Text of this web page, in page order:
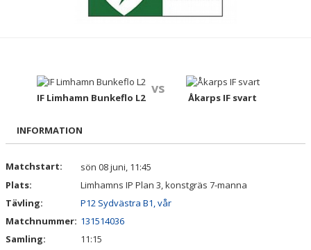
BILDGALLERI
DOKUMENT
IF Limhamn Bunkeflo L2
vs
Åkarps IF svart
INFORMATION
Matchstart:
sön 08 juni, 11:45
Plats:
Limhamns IP Plan 3, konstgräs 7-manna
Tävling:
P12 Sydvästra B1, vår
Matchnummer: 131514036
Samling:
11:15